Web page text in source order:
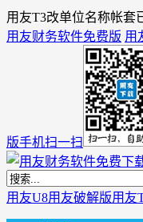
用友T3改单位名称帐套
用友财务软件免费版 用
版手机扫一扫
用友U8用友破解版用友